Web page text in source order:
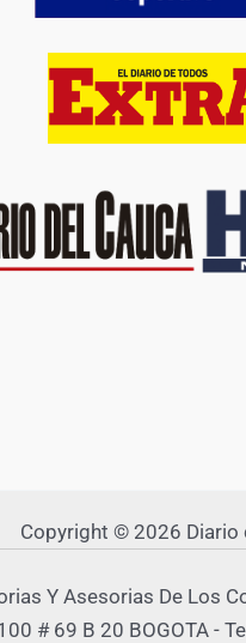
Copyright © 2026 Diario
Y Asesorias De Los
# 69 B 20 BOGOTA -